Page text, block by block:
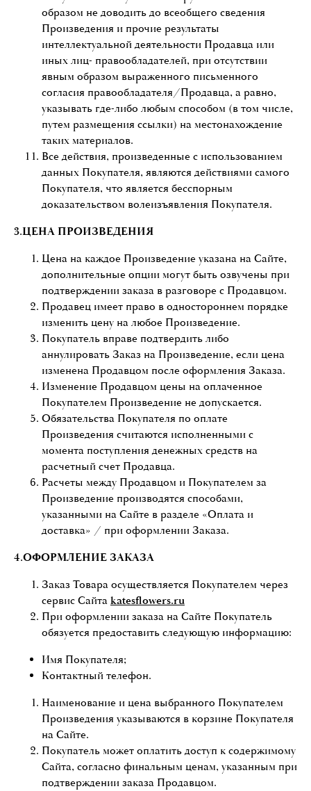
образом не доводить до всеобщего сведения
Произведения и прочие результаты
интеллектуальной деятельности Продавца или
иных лиц- правообладателей, при отсутствии
явным образом выраженного письменного
согласия правообладателя/Продавца, а равно,
указывать где-либо любым способом (в том числе,
путем размещения ссылки) на местонахождение
таких материалов.
Все действия, произведенные с использованием
данных Покупателя, являются действиями самого
Покупателя, что является бесспорным
доказательством волеизъявления Покупателя.
3.ЦЕНА ПРОИЗВЕДЕНИЯ
Цена на каждое Произведение указана на Сайте,
дополнительные опции могут быть озвучены при
подтверждении заказа в разговоре с Продавцом.
Продавец имеет право в одностороннем порядке
изменить цену на любое Произведение.
Покупатель вправе подтвердить либо
аннулировать Заказ на Произведение, если цена
изменена Продавцом после оформления Заказа.
Изменение Продавцом цены на оплаченное
Покупателем Произведение не допускается.
Обязательства Покупателя по оплате
Произведения считаются исполненными с
момента поступления денежных средств на
расчетный счет Продавца.
Расчеты между Продавцом и Покупателем за
Произведение производятся способами,
указанными на Сайте в разделе «Оплата и
доставка» / при оформлении Заказа.
4.ОФОРМЛЕНИЕ ЗАКАЗА
Заказ Товара осуществляется Покупателем через
сервис Сайта katesflowers.ru
При оформлении заказа на Сайте Покупатель
обязуется предоставить следующую информацию:
Имя Покупателя;
Контактный телефон.
Наименование и цена выбранного Покупателем
Произведения указываются в корзине Покупателя
на Сайте.
Покупатель может оплатить доступ к содержимому
Сайта, согласно финальным ценам, указанным при
подтверждении заказа Продавцом.